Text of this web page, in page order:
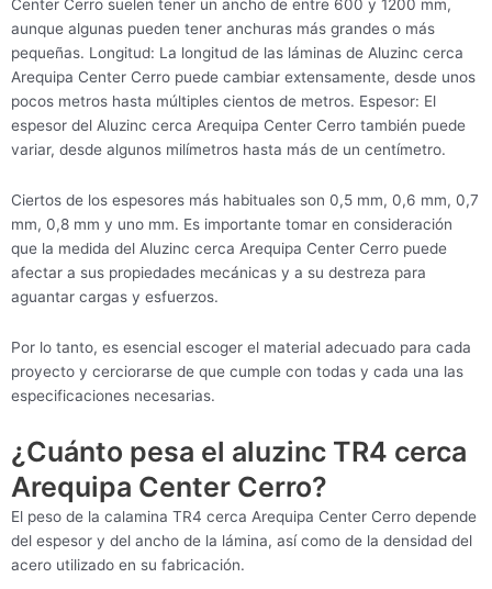
Center Cerro suelen tener un ancho de entre 600 y 1200 mm,
aunque algunas pueden tener anchuras más grandes o más
pequeñas. Longitud: La longitud de las láminas de Aluzinc cerca
Arequipa Center Cerro puede cambiar extensamente, desde unos
pocos metros hasta múltiples cientos de metros. Espesor: El
espesor del Aluzinc cerca Arequipa Center Cerro también puede
variar, desde algunos milímetros hasta más de un centímetro.
Ciertos de los espesores más habituales son 0,5 mm, 0,6 mm, 0,7
mm, 0,8 mm y uno mm. Es importante tomar en consideración
que la medida del Aluzinc cerca Arequipa Center Cerro puede
afectar a sus propiedades mecánicas y a su destreza para
aguantar cargas y esfuerzos.
Por lo tanto, es esencial escoger el material adecuado para cada
proyecto y cerciorarse de que cumple con todas y cada una las
especificaciones necesarias.
¿Cuánto pesa el aluzinc TR4 cerca
Arequipa Center Cerro?
El peso de la calamina TR4 cerca Arequipa Center Cerro depende
del espesor y del ancho de la lámina, así como de la densidad del
acero utilizado en su fabricación.